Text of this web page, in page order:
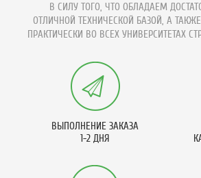
В СИЛУ ТОГО, ЧТО ОБЛАДАЕМ
ОТЛИЧНОЙ ТЕХНИЧЕСКОЙ БАЗОЙ, А
ПРАКТИЧЕСКИ ВО ВСЕХ УНИВЕРСИТЕТАХ
ВЫПОЛНЕНИЕ ЗАКАЗА
1-2 ДНЯ